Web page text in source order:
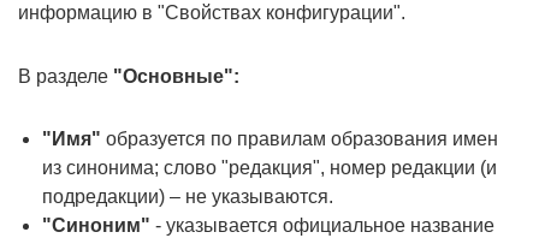
информацию в "Свойствах конфигурации".
В разделе "Основные":
"Имя" образуется по правилам образования имен
из синонима; слово "редакция", номер редакции (и
подредакции) – не указываются.
"Синоним" - указывается официальное название